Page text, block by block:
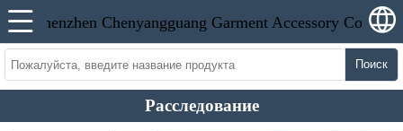
Поиск
Расследование